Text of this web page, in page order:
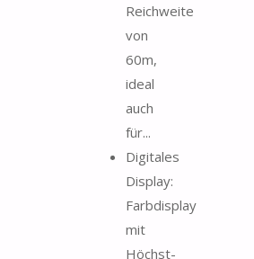
Reichweite
von
60m,
ideal
auch
für...
Digitales
Display:
Farbdisplay
mit
Höchst-